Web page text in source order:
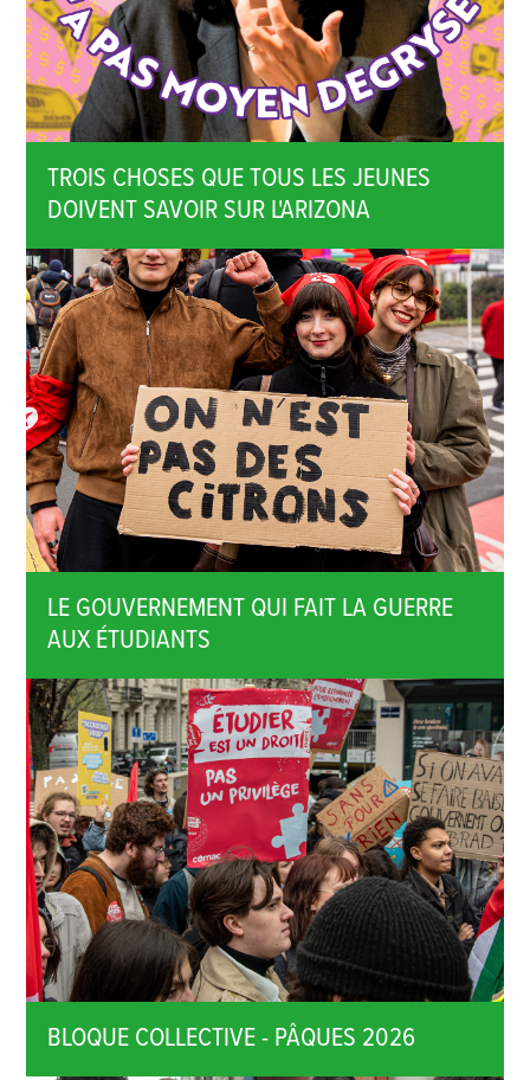
TROIS CHOSES QUE TOUS LES JEUNES
DOIVENT SAVOIR SUR L'ARIZONA
LE GOUVERNEMENT QUI FAIT LA GUERRE
AUX ÉTUDIANTS
BLOQUE COLLECTIVE - PÂQUES 2026